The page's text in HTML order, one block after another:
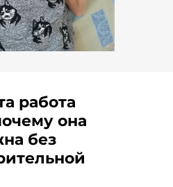
работа
она
без